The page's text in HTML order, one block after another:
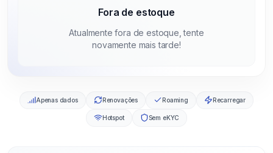
Fora de estoque
Atualmente fora de estoque, tente
novamente mais tarde!
Apenas dados Renovações Roaming Recarregar
Hotspot Sem eKYC